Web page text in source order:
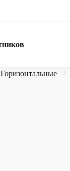
Горизонтальные /